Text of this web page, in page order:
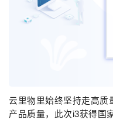
云里物里始终坚持走高质
产品质量，此次i3获得国